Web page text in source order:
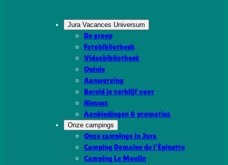
Jura Vacances Universum
De groep
Fotobibliotheek
Videobibliotheek
Opinie
Aanwerving
Bereid je verblijf voor
Nieuws
Aanbiedingen & promoties
Onze campings
Onze campings in Jura
Camping Domaine de l’Épinette
Camping Le Moulin